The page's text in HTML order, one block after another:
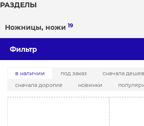
РАЗДЕЛЫ
Ножницы, ножи 19
Фильтр
в наличии под заказ
сначала
сначала дорогие
новинки